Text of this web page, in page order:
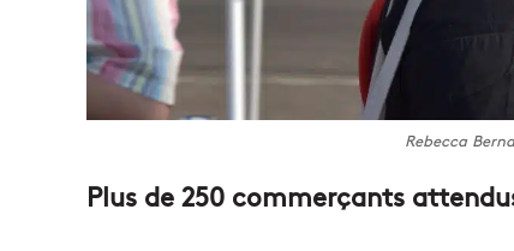
Rebecca
Plus de 250 commerçants